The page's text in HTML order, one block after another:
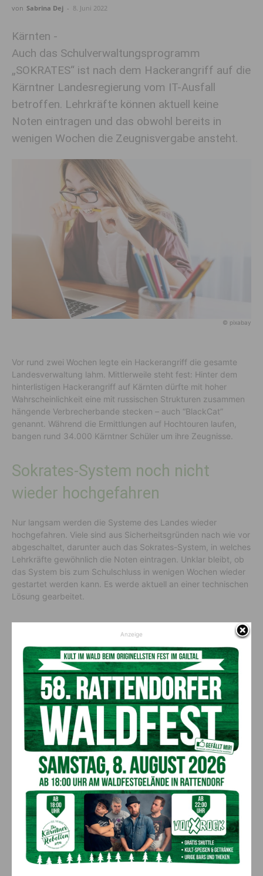
von Sabrina Dej - 8. Juni 2022
Kärnten -
Auch das Schulverwaltungsprogramm
„SOKRATES“ ist nach dem Hackerangriff auf die
Kärntner Landesregierung vom IT-Ausfall
betroffen. Lehrkräfte können aktuell keine
Noten eintragen und das obwohl bereits in
wenigen Wochen die Zeugnisvergabe ansteht.
© pixabay
Vor rund zwei Wochen legte ein Hackerangriff die gesamte
Landesverwaltung lahm. Mittlerweile steht fest: Hinter dem
hinterlistigen Hackerangriff auf Kärnten dürfte mit hoher
Wahrscheinlichkeit eine mit russischen Strukturen zusammen
hängende Verbrecherbande stecken – auch “BlackCat”
genannt. Während die Ermittlungen auf Hochtouren laufen,
bangen rund 34.000 Kärntner Schüler um ihre Zeugnisse.
Sokrates-System noch nicht
wieder hochgefahren
Nur langsam werden die Systeme des Landes wieder
hochgefahren. Viele sind aus Sicherheitsgründen nach wie vor
abgeschaltet, darunter auch das Sokrates-System, in welches
Lehrkräfte gewöhnlich die Noten eintragen. Unklar bleibt, ob
das System bis zum Schulschluss in wenigen Wochen wieder
gestartet werden kann. Es werde aktuell an einer technischen
Lösung gearbeitet.
Hacker-Angriff: Land Kärnten
bestätigt Daten­diebstahl
Nächster Artikel
René Posautz (Zaunteam) –
Gewinner in der Kategorie
Newcomer des Jahres!
AKTUELLES
„Paolo Santonino“ wird heute gespielt –
abgesagte Premiere von gestern Abend
wird morgen nachgeholt
Aktuell 8. August 2026
„Sein Charakter bleibt unersetzbar“ –
Fußballverein nimmt Abschied
Aktuell 7. August 2026
Anzeige